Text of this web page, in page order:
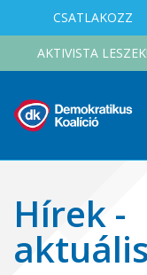
CSATLAKOZZ
AKTIVISTA LESZEK!
Hírek -
aktuális